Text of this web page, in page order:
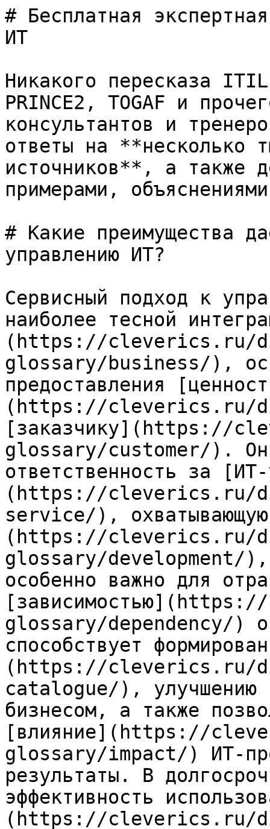
# Бесплатная
ИТ
Никакого пересказа
PRINCE2, TOGAF и
консультантов и
ответы на **несколько
источников**, а также
примерами,
# Какие преимущества
управлению ИТ?
Сервисный подход к
наиболее тесной
(https://cleverics.ru/
glossary/business/),
предоставления
(https://cleverics.ru/
[заказчику](https://
glossary/customer/). Он
ответственность за
(https://cleverics.ru/
service/),
(https://cleverics.ru/
glossary/development/),
особенно важно для
glossary/dependency/)
способствует
(https://cleverics.ru/
catalogue/), улучшению
бизнесом, а также
[влияние](https://
glossary/impact/) ИТ-
результаты. В
эффективность
(https://cleverics.ru/